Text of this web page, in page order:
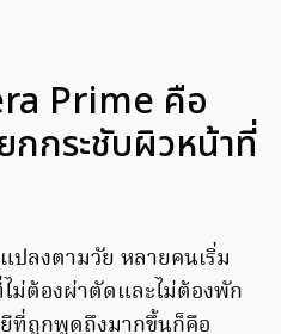
Prime คือ
กกระชับผิวหน้าที่
ปลงตามวัย หลายคนเริ่ม
ม่ต้องผ่าตัดและไม่ต้องพัก
ที่ถูกพูดถึงมากขึ้นก็คือ